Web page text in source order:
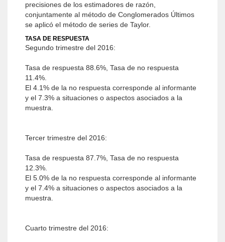
precisiones de los estimadores de razón,
conjuntamente al método de Conglomerados Últimos
se aplicó el método de series de Taylor.
TASA DE RESPUESTA
Segundo trimestre del 2016:
Tasa de respuesta 88.6%, Tasa de no respuesta
11.4%.
El 4.1% de la no respuesta corresponde al informante
y el 7.3% a situaciones o aspectos asociados a la
muestra.
Tercer trimestre del 2016:
Tasa de respuesta 87.7%, Tasa de no respuesta
12.3%.
El 5.0% de la no respuesta corresponde al informante
y el 7.4% a situaciones o aspectos asociados a la
muestra.
Cuarto trimestre del 2016: